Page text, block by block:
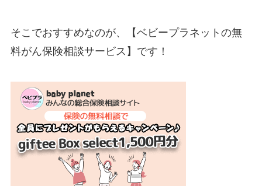
そこでおすすめなのが、【ベビープラネットの無
料がん保険相談サービス】です！